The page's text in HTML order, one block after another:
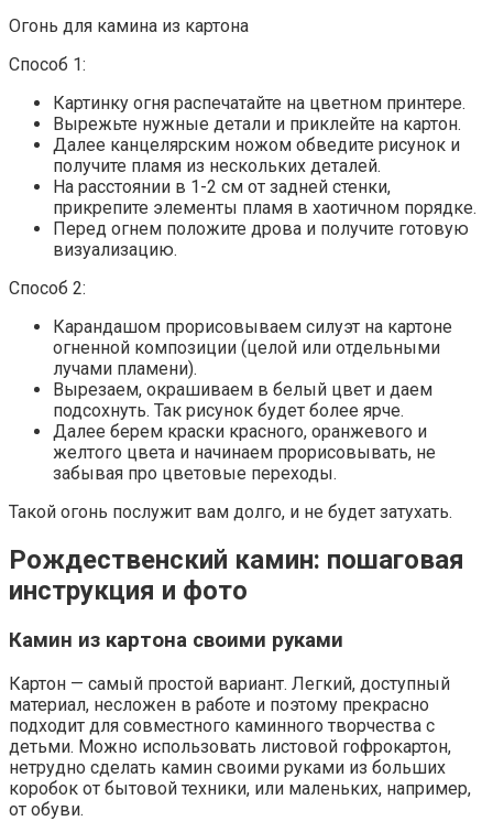
Огонь для камина из картона
Способ 1:
Картинку огня распечатайте на цветном принтере.
Вырежьте нужные детали и приклейте на картон.
Далее канцелярским ножом обведите рисунок и
получите пламя из нескольких деталей.
На расстоянии в 1-2 см от задней стенки,
прикрепите элементы пламя в хаотичном порядке.
Перед огнем положите дрова и получите готовую
визуализацию.
Способ 2:
Карандашом прорисовываем силуэт на картоне
огненной композиции (целой или отдельными
лучами пламени).
Вырезаем, окрашиваем в белый цвет и даем
подсохнуть. Так рисунок будет более ярче.
Далее берем краски красного, оранжевого и
желтого цвета и начинаем прорисовывать, не
забывая про цветовые переходы.
Такой огонь послужит вам долго, и не будет затухать.
Рождественский камин: пошаговая
инструкция и фото
Камин из картона своими руками
Картон — самый простой вариант. Легкий, доступный
материал, несложен в работе и поэтому прекрасно
подходит для совместного каминного творчества с
детьми. Можно использовать листовой гофрокартон,
нетрудно сделать камин своими руками из больших
коробок от бытовой техники, или маленьких, например,
от обуви.